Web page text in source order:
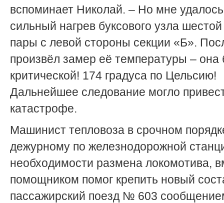
вспоминает Николай. – Но мне
сильный нагрев буксового узла
пары с левой стороны секции «Б».
произвёл замер её температуры – она
критической! 174 градуса по Цельсию!
Дальнейшее следование могло
катастрофе.
Машинист тепловоза в срочном
дежурному по железнодорожной
необходимости размена локомотива,
помощником помог крепить новый
пассажирский поезд № 603